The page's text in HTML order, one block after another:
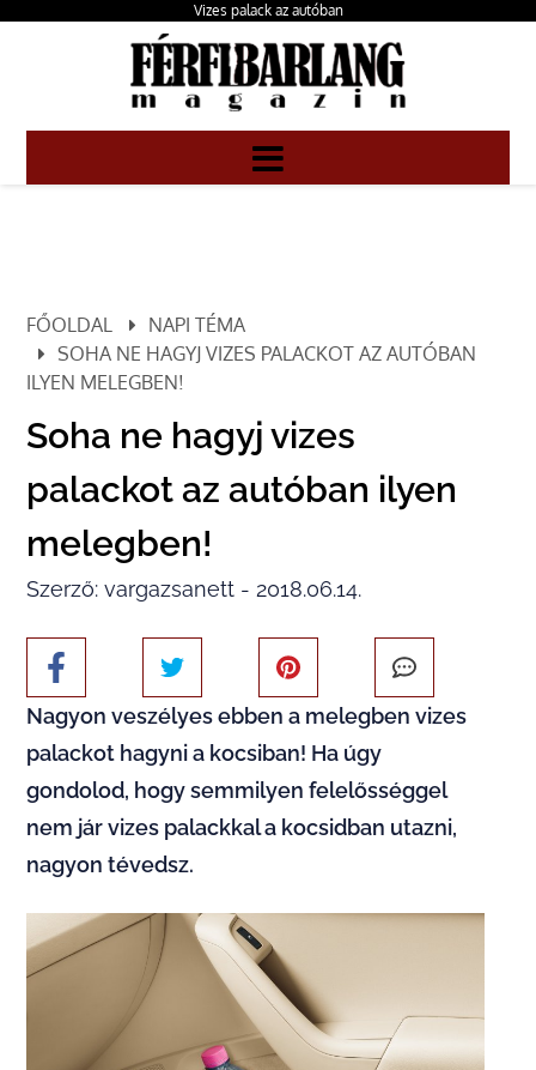
Vizes palack az autóban
FŐOLDAL
NAPI TÉMA
SOHA NE HAGYJ VIZES PALACKOT AZ AUTÓBAN
ILYEN MELEGBEN!
Soha ne hagyj vizes
palackot az autóban ilyen
melegben!
Szerző: vargazsanett - 2018.06.14.
Nagyon veszélyes ebben a melegben vizes
palackot hagyni a kocsiban! Ha úgy
gondolod, hogy semmilyen felelősséggel
nem jár vizes palackkal a kocsidban utazni,
nagyon tévedsz.